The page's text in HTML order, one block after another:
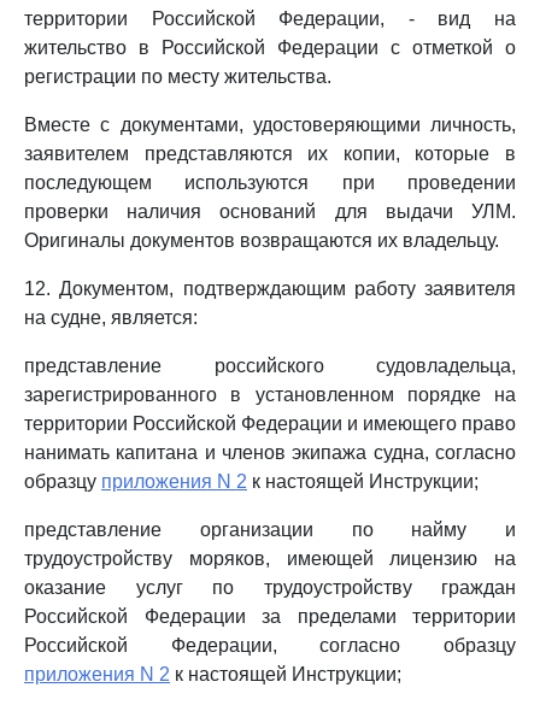
территории Российской Федерации, - вид на
жительство в Российской Федерации с отметкой о
регистрации по месту жительства.
Вместе с документами, удостоверяющими личность,
заявителем представляются их копии, которые в
последующем используются при проведении
проверки наличия оснований для выдачи УЛМ.
Оригиналы документов возвращаются их владельцу.
12. Документом, подтверждающим работу заявителя
на судне, является:
представление российского судовладельца,
зарегистрированного в установленном порядке на
территории Российской Федерации и имеющего право
нанимать капитана и членов экипажа судна, согласно
образцу приложения N 2 к настоящей Инструкции;
представление организации по найму и
трудоустройству моряков, имеющей лицензию на
оказание услуг по трудоустройству граждан
Российской Федерации за пределами территории
Российской Федерации, согласно образцу
приложения N 2 к настоящей Инструкции;